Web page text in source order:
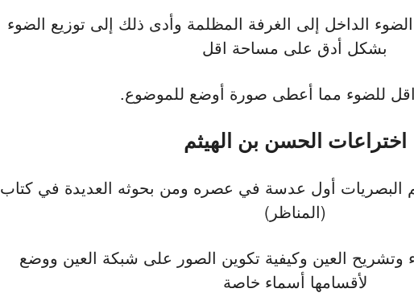
الداخل إلى الغرفة المظلمة وأدى ذلك إلى توزيع الضوء
بشكل أدق على مساحة اقل
اقل للضوء مما أعطى صورة أوضع للموضوع.
اختراعات الحسن بن الهيثم
البصريات أول عدسة في عصره ومن بحوثه العديدة في كتاب
(المناظر)
العين وكيفية تكوين الصور على شبكة العين ووضع
لأقسامها أسماء خاصة